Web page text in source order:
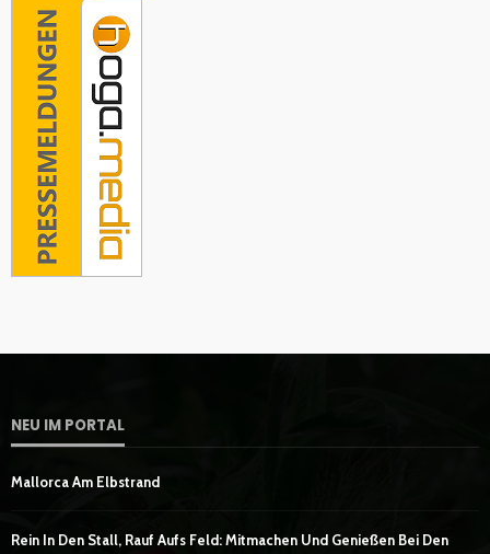
NEU IM PORTAL
Mallorca Am Elbstrand
Rein In Den Stall, Rauf Aufs Feld: Mitmachen Und Genießen Bei Den